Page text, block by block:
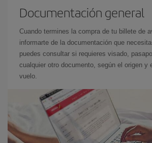
Documentación general
Cuando termines la compra de tu billete de
informarte de la documentación que
puedes consultar si requieres visado,
cualquier otro documento, según el origen y
vuelo.